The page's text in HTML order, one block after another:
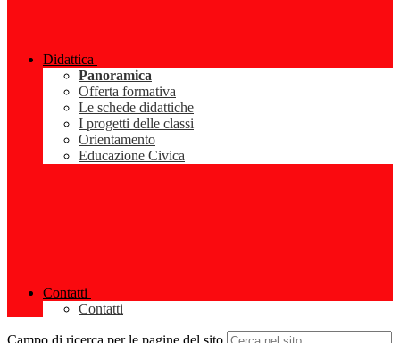
Didattica
Panoramica
Offerta formativa
Le schede didattiche
I progetti delle classi
Orientamento
Educazione Civica
Contatti
Contatti